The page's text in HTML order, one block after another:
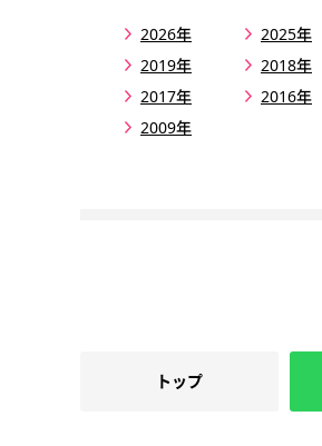
2026年 2025年
2019年
2018年
2017年
2016年
2009年
トップ